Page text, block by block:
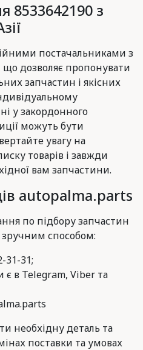
8533642190 з
постачальниками з
дозволяє пропонувати
запчастин і якісних
у закордонного
можуть бути
увагу на
товарів і завжди
вам запчастини.
autopalma.parts
по підбору запчастин
зручним способом:
31-31;
в Telegram, Viber та
необхідну деталь та
поставки та умовах